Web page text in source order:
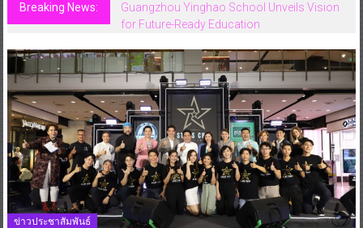
Breaking News:
Guangzhou Yinghao School Unveils Vision
for Future-Ready Education
ข่าวประชาสัมพันธ์